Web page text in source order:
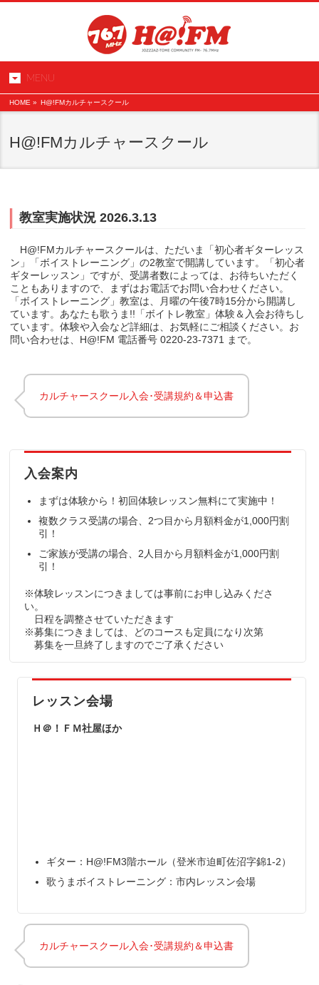
MENU
HOME » H@!FMカルチャースクール
H@!FMカルチャースクール
教室実施状況 2026.3.13
H@!FMカルチャースクールは、ただいま「初心者ギターレッス
ン」「ボイストレーニング」の2教室で開講しています。「初心者
ギターレッスン」ですが、受講者数によっては、お待ちいただく
こともありますので、まずはお電話でお問い合わせください。
「ボイストレーニング」教室は、月曜の午後7時15分から開講し
ています。あなたも歌うま!!「ボイトレ教室」体験＆入会お待ちし
ています。体験や入会など詳細は、お気軽にご相談ください。お
問い合わせは、H@!FM 電話番号 0220-23-7371 まで。
カルチャースクール入会･受講規約＆申込書
入会案内
まずは体験から！初回体験レッスン無料にて実施中！
複数クラス受講の場合、2つ目から月額料金が1,000円割
引！
ご家族が受講の場合、2人目から月額料金が1,000円割
引！
※体験レッスンにつきましては事前にお申し込みくださ
い。
日程を調整させていただきます
※募集につきましては、どのコースも定員になり次第
募集を一旦終了しますのでご了承ください
レッスン会場
Ｈ＠！ＦＭ社屋ほか
ギター：H@!FM3階ホール（登米市迫町佐沼字錦1-2）
歌うまボイストレーニング：市内レッスン会場
カルチャースクール入会･受講規約＆申込書